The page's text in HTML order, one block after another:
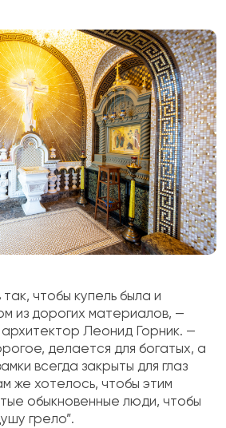
чтобы купель была и
из дорогих материалов, —
архитектор Леонид Горник. —
делается для богатых, а
всегда закрыты для глаз
же хотелось, чтобы этим
обыкновенные люди, чтобы
грело”.